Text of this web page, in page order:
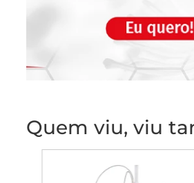
Quem viu, viu